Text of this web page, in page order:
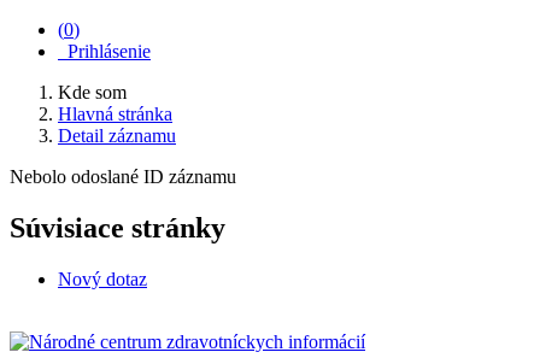
(0)
Prihlásenie
Kde som
Hlavná stránka
Detail záznamu
Nebolo odoslané ID záznamu
Súvisiace stránky
Nový dotaz